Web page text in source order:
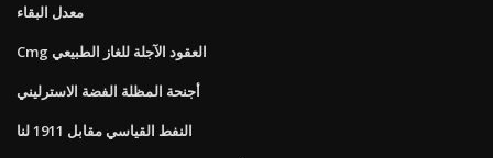
معدل البقاء
Cmg العقود الآجلة للغاز الطبيعي
أجنحة المظلة الفضة الاسترليني
النفط القياسي مقابل 1911 لنا